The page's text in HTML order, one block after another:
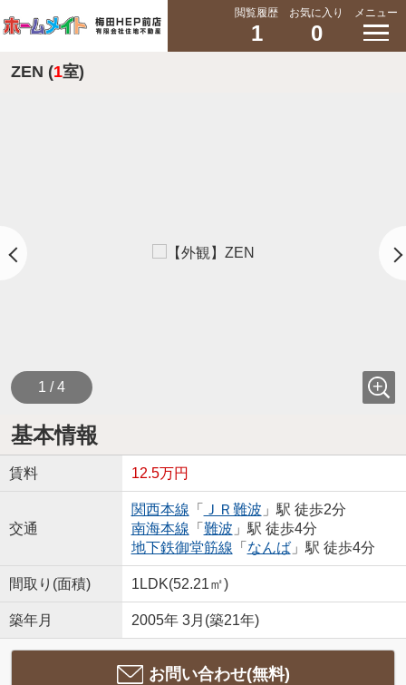
閲覧履歴
1
お気に入り
0
メニュー
ZEN (1室)
1 / 4
基本情報
賃料 12.5万円
交通
関西本線 「 ＪＲ難波 」駅 徒歩2分
南海本線 「 難波 」駅 徒歩4分
地下鉄御堂筋線 「 なんば」駅 徒歩4分
間取り(面積) 1LDK(52.21㎡)
築年月 2005年 3月(築21年)
お問い合わせ(無料)